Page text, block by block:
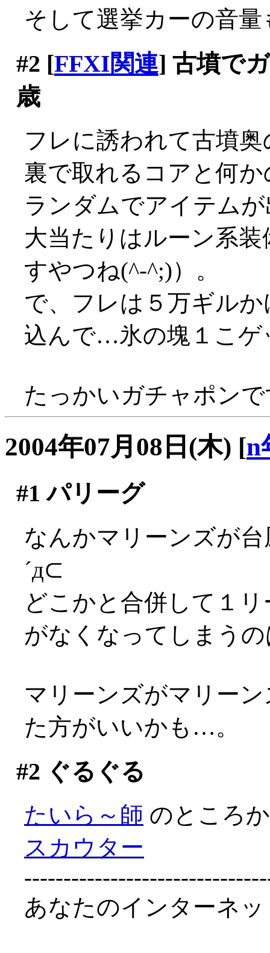
そして選挙カーの音
#2 [FFXI関連] 古墳で
歳
フレに誘われて古墳奥
裏で取れるコアと何
ランダムでアイテム
大当たりはルーン系
すやつね(^-^;)）。
で、フレは５万ギル
込んで…氷の塊１こゲ
たっかいガチャポン
2004年07月08日(木) [n
#1 パリーグ
なんかマリーンズが
´д⊂
どこかと合併して１
がなくなってしまう
マリーンズがマリー
た方がいいかも…。
#2 ぐるぐる
たいら～師 のところ
スカウター
あなたのインターネ